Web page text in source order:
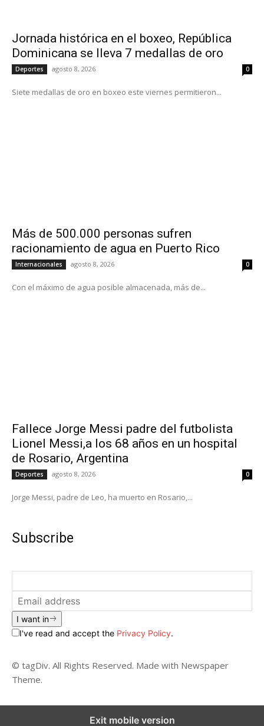
Jornada histórica en el boxeo, República
Dominicana se lleva 7 medallas de oro
Deportes agosto 8, 2026 0
Siete medallas de oro en boxeo este viernes permitieron...
Más de 500.000 personas sufren
racionamiento de agua en Puerto Rico
Internacionales agosto 8, 2026 0
Con el máximo de agua posible almacenada, más de...
Fallece Jorge Messi padre del futbolista
Lionel Messi,a los 68 años en un hospital
de Rosario, Argentina
Deportes agosto 8, 2026 0
Jorge Messi, padre de Leo, ha muerto en Rosario,...
Subscribe
I want in
I've read and accept the Privacy Policy.
© tagDiv. All Rights Reserved. Made with Newspaper
Theme.
Exit mobile version